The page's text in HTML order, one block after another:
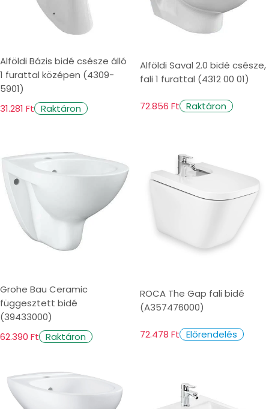
Alföldi Bázis bidé csésze álló
1 furattal középen (4309-
5901)
31.281 Ft Raktáron
Alföldi Saval 2.0 bidé csésze,
fali 1 furattal (4312 00 01)
72.856 Ft Raktáron
Grohe Bau Ceramic
függesztett bidé
(39433000)
62.390 Ft Raktáron
ROCA The Gap fali bidé
(A357476000)
72.478 Ft Előrendelés